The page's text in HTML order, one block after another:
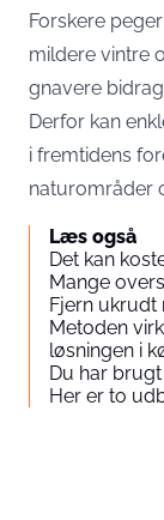
Forskere
mildere vintre
gnavere
Derfor kan
i fremtidens
naturområder
Læs også
Det kan
Mange
Fjern ukrudt
Metoden
løsningen i
Du har
Her er to